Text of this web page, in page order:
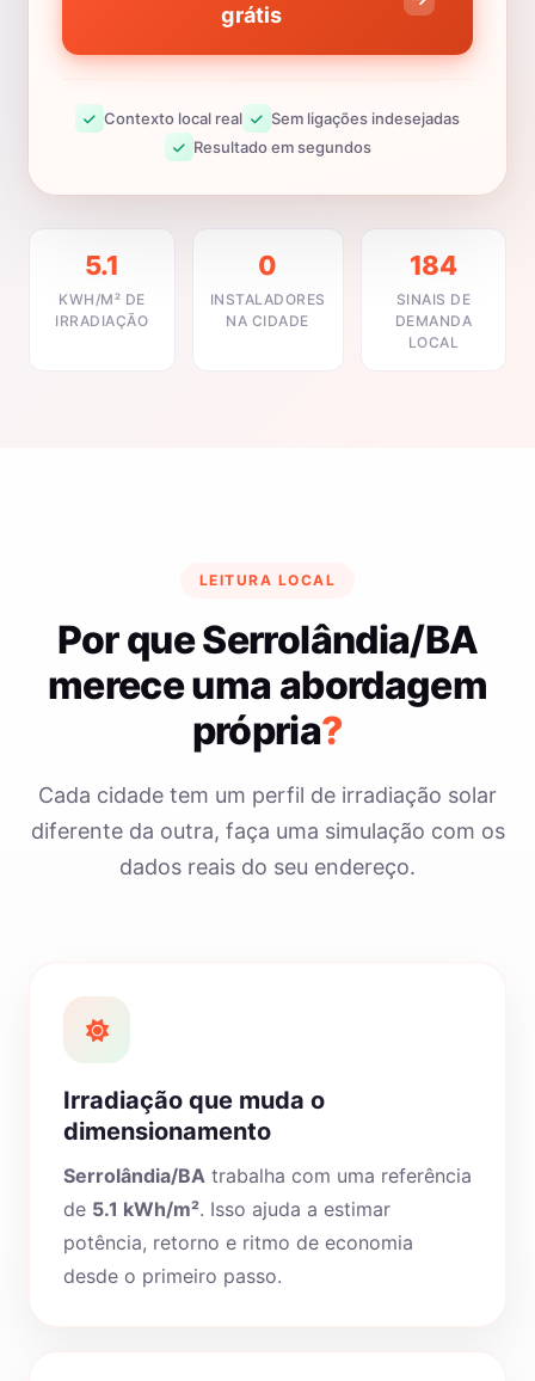
grátis
Contexto local real
Sem ligações indesejadas
Resultado em segundos
5.1
KWH/M² DE
IRRADIAÇÃO
0
INSTALADORES
NA CIDADE
184
SINAIS DE
DEMANDA
LOCAL
LEITURA LOCAL
Por que Serrolândia/BA
merece uma abordagem
própria?
Cada cidade tem um perfil de irradiação solar
diferente da outra, faça uma simulação com os
dados reais do seu endereço.
Irradiação que muda o
dimensionamento
Serrolândia/BA trabalha com uma referência
de 5.1 kWh/m². Isso ajuda a estimar
potência, retorno e ritmo de economia
desde o primeiro passo.